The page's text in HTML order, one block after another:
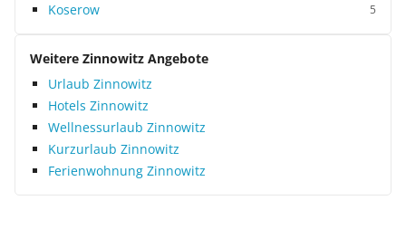
Koserow 5
Weitere Zinnowitz Angebote
Urlaub Zinnowitz
Hotels Zinnowitz
Wellnessurlaub Zinnowitz
Kurzurlaub Zinnowitz
Ferienwohnung Zinnowitz